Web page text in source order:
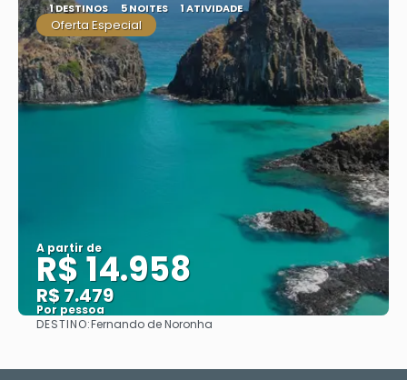
1 DESTINOS 5 NOITES 1 ATIVIDADE
Oferta Especial
A partir de
R$ 14.958
R$ 7.479
Por pessoa
Saiba mais
DESTINO:Fernando de Noronha